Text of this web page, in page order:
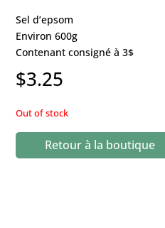
Sel d’epsom
Environ 600g
Contenant consigné à 3$
$3.25
Out of stock
Retour à la boutique